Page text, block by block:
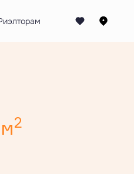
Забронировать
м2